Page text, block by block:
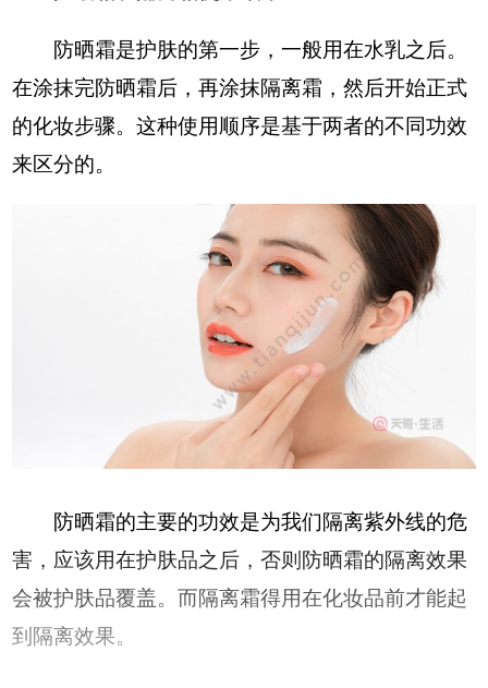
防晒霜是护肤的第一步，一般用在水乳之后。
在涂抹完防晒霜后，再涂抹隔离霜，然后开始正式
的化妆步骤。这种使用顺序是基于两者的不同功效
来区分的。
防晒霜的主要的功效是为我们隔离紫外线的危
害，应该用在护肤品之后，否则防晒霜的隔离效果
会被护肤品覆盖。而隔离霜得用在化妆品前才能起
到隔离效果。